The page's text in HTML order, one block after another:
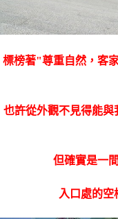
標榜著"尊重自然，客
也許從外觀不見得能
但確實是一
入口處的空